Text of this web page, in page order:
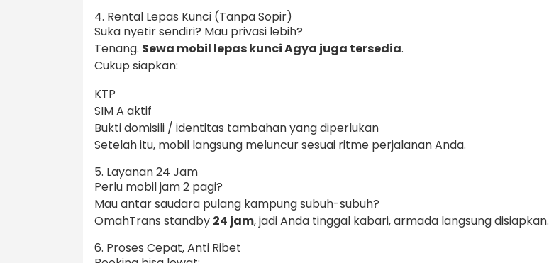
4. Rental Lepas Kunci (Tanpa Sopir)
Suka nyetir sendiri? Mau privasi lebih?
Tenang. Sewa mobil lepas kunci Agya juga tersedia.
Cukup siapkan:
KTP
SIM A aktif
Bukti domisili / identitas tambahan yang diperlukan
Setelah itu, mobil langsung meluncur sesuai ritme perjalanan Anda.
5. Layanan 24 Jam
Perlu mobil jam 2 pagi?
Mau antar saudara pulang kampung subuh-subuh?
OmahTrans standby 24 jam, jadi Anda tinggal kabari, armada langsung disiapkan.
6. Proses Cepat, Anti Ribet